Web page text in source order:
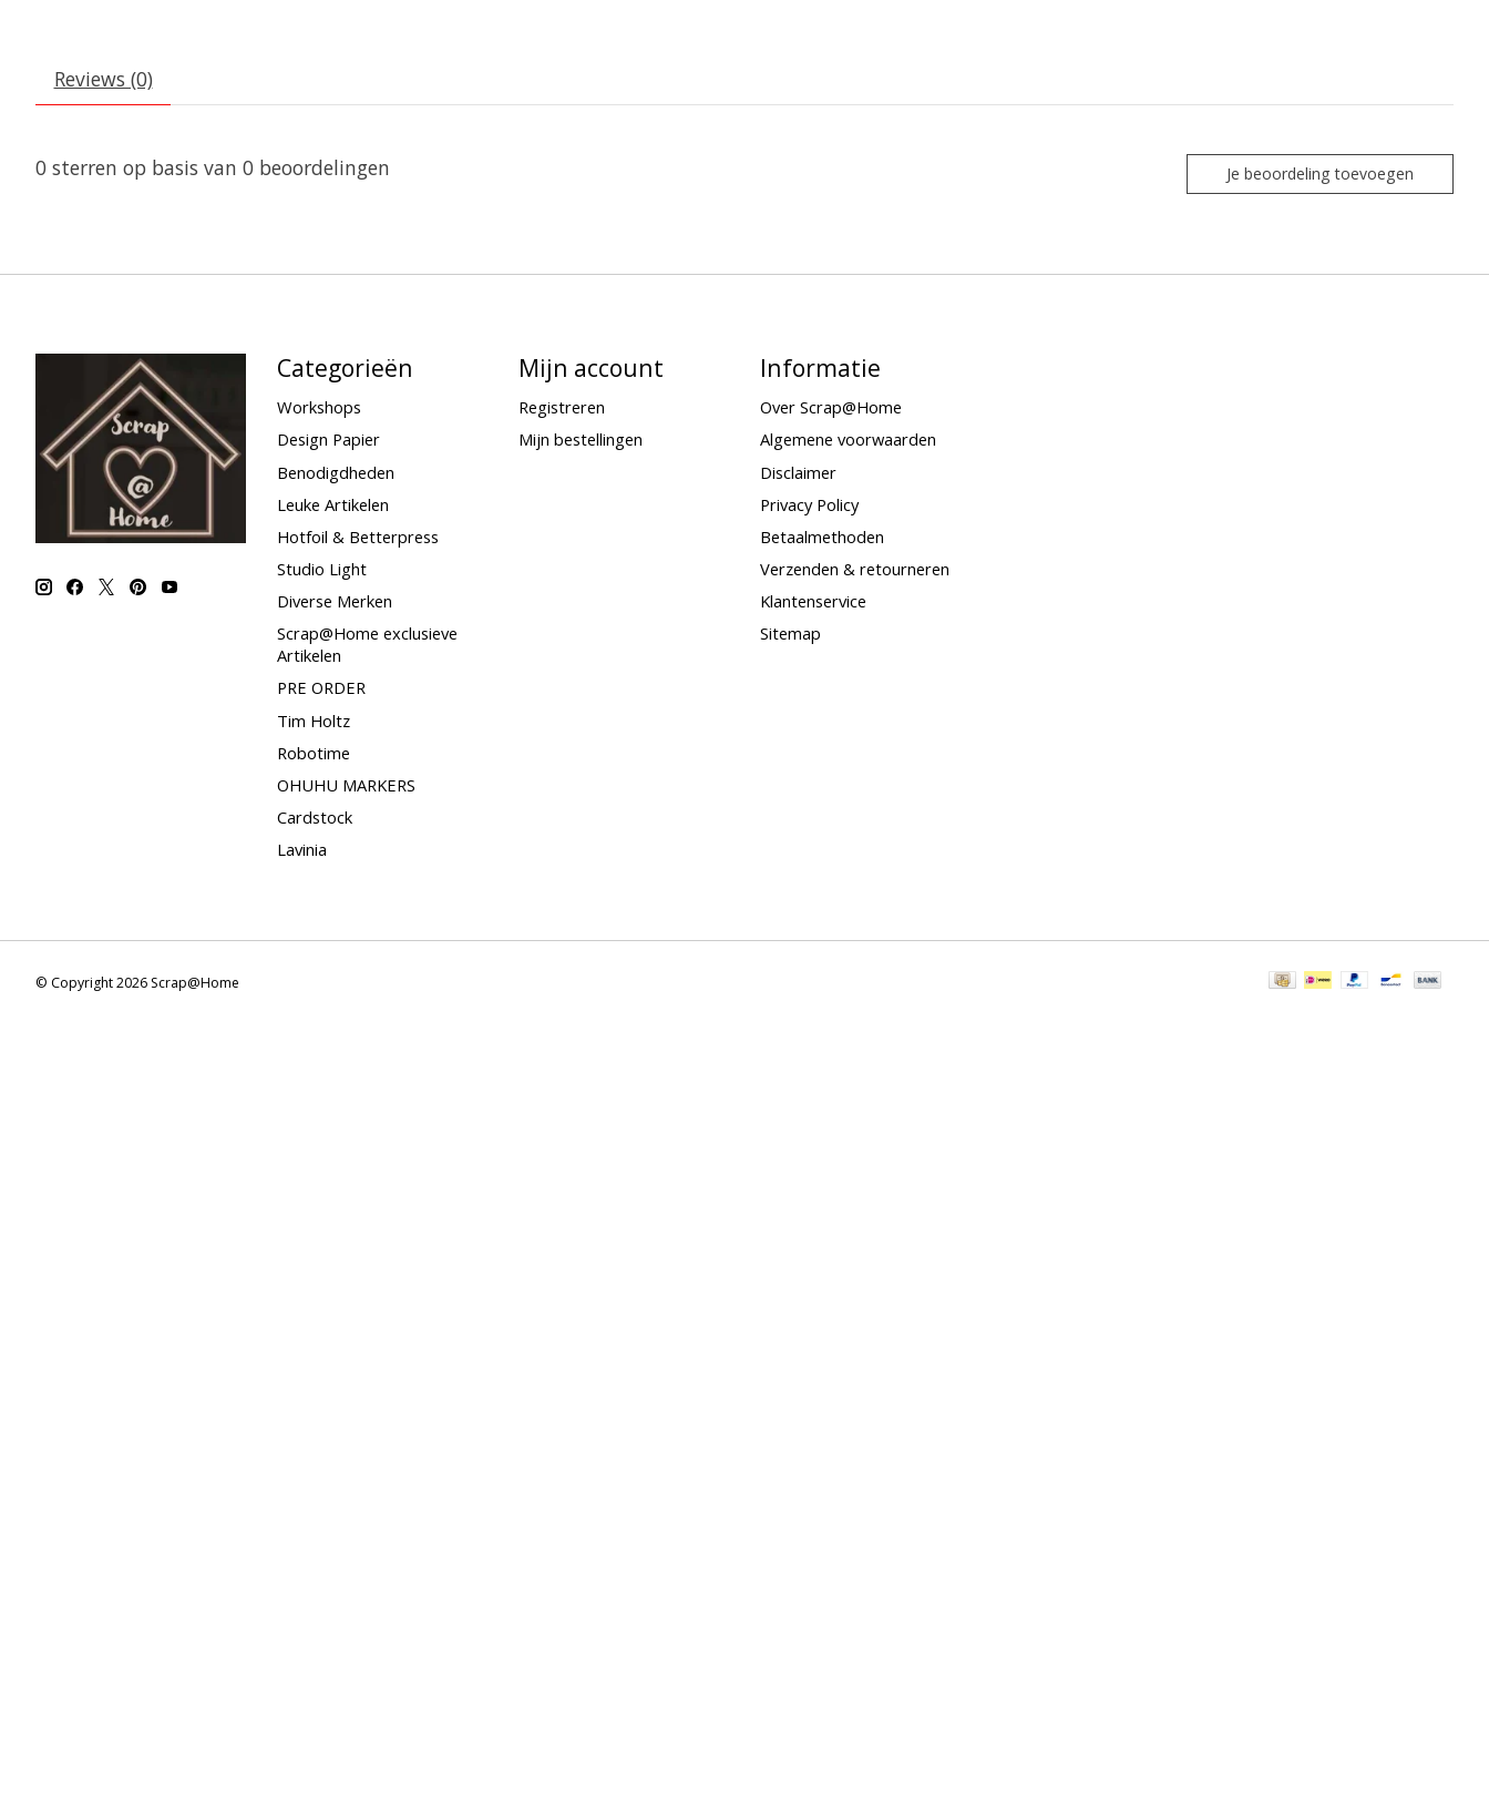
Reviews (0)
0 sterren op basis van 0 beoordelingen Je beoordeling toevoegen
Categorieën
Workshops
Design Papier
Benodigdheden
Leuke Artikelen
Hotfoil & Betterpress
Studio Light
Diverse Merken
Scrap@Home exclusieve
Artikelen
PRE ORDER
Tim Holtz
Robotime
OHUHU MARKERS
Cardstock
Lavinia
Mijn account
Registreren
Mijn bestellingen
Informatie
Over Scrap@Home
Algemene voorwaarden
Disclaimer
Privacy Policy
Betaalmethoden
Verzenden & retourneren
Klantenservice
Sitemap
© Copyright 2026 Scrap@Home